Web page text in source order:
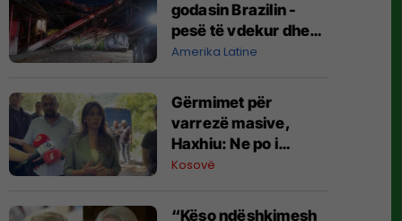
godasin Brazilin -
pesë të vdekur dhe
dëme të shumta
Amerika Latine
Gërmimet për
varrezë masive, ​
Haxhiu: Ne po i
kërkojmë të
vazhdon t’i mohojë
Kosovë
“Këso ndëshkimesh